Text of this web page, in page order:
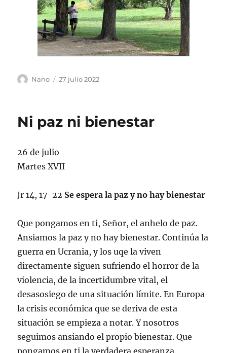
Autor
Nano
Publicado
27 julio 2022
Ni paz ni bienestar
26 de julio
Martes XVII
Jr 14, 17-22 Se espera la paz y no hay bienestar
Que pongamos en ti, Señor, el anhelo de paz.
Ansiamos la paz y no hay bienestar. Continúa la
guerra en Ucrania, y los uqe la viven
directamente siguen sufriendo el horror de la
violencia, de la incertidumbre vital, el
desasosiego de una situación límite. En Europa
la crisis económica que se deriva de esta
situación se empieza a notar. Y nosotros
seguimos ansiando el propio bienestar. Que